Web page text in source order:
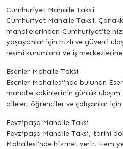
Cumhuriyet Mahalle Taksi
Cumhuriyet Mahalle Taksi,
mahallelerinden Cumhuriyet’te
yaşayanlar için hızlı ve güvenli
resmi kurumlara ve iş merkezlerine
Esenler Mahalle Taksi
Esenler Mahallesi’nde bulunan
mahalle sakinlerinin günlük ulaşım
aileler, öğrenciler ve çalışanlar
Fevzipaşa Mahalle Taksi
Fevzipaşa Mahalle Taksi, tarihi
Mahallesi’nde hizmet verir. Hem